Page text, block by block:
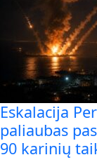
Eskalacija
paliaubas
90 karinių